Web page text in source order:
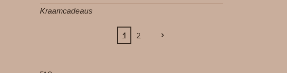
Kraamcadeaus
1 2